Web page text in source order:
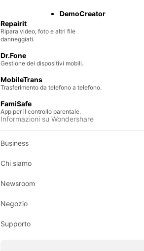
Repairit
Ripara video, foto e altri file
danneggiati.
Dr.Fone
Gestione dei dispositivi mobili.
MobileTrans
Trasferimento da telefono a telefono.
FamiSafe
App per il controllo parentale.
Informazioni su Wondershare
Business
Chi siamo
Newsroom
Negozio
Supporto
DemoCreator